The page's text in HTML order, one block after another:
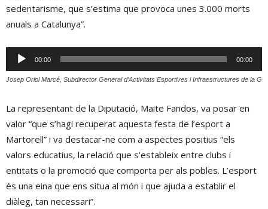
sedentarisme, que s’estima que provoca unes 3.000 morts
anuals a Catalunya”.
Reproductor
d'àudio
00:00 00:00
Josep Oriol Marcé, Subdirector General d’Activitats Esportives i Infraestructures de la
La representant de la Diputació, Maite Fandos, va posar en
valor “que s’hagi recuperat aquesta festa de l’esport a
Martorell” i va destacar-ne com a aspectes positius “els
valors educatius, la relació que s’estableix entre clubs i
entitats o la promoció que comporta per als pobles. L’esport
és una eina que ens situa al món i que ajuda a establir el
diàleg, tan necessari”.